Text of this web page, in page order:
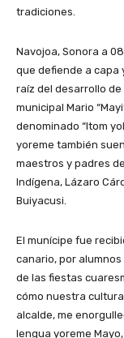
tradiciones.
Navojoa, Sonora a
que defiende a capa
raíz del desarrollo
municipal Mario
denominado “Itom
yoreme también
maestros y padres
Indígena, Lázaro
Buiyacusi.
El munícipe fue
canario, por
de las fiestas
cómo nuestra
alcalde, me
lengua yoreme